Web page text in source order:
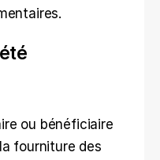
ou bénéficiaire
fourniture des